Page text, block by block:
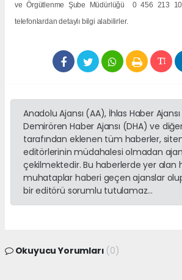
ve Örgütlenme Şube Müdürlüğü 0 456 213
telefonlardan detaylı bilgi alabilirler.
Anadolu Ajansı (AA), İhlas Haber
Demirören Haber Ajansı (DHA) ve
tarafından eklenen tüm haberler,
editörlerinin müdahalesi olmadan
çekilmektedir. Bu haberlerde yer alan
muhataplar haberi geçen ajanslar
bir editörü sorumlu tutulamaz...
Okuyucu Yorumları (0)